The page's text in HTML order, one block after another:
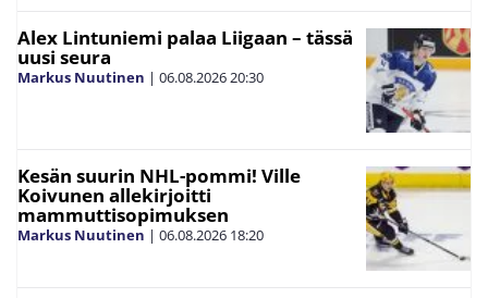
Alex Lintuniemi palaa Liigaan – tässä
uusi seura
Markus Nuutinen | 06.08.202620:30
Kesän suurin NHL-pommi! Ville
Koivunen allekirjoitti
mammuttisopimuksen
Markus Nuutinen | 06.08.2026 18:20